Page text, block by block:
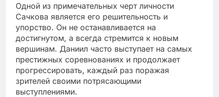
Одной из примечательных черт личности
Сачкова является его решительность и
упорство. Он не останавливается на
достигнутом, а всегда стремится к новым
вершинам. Даниил часто выступает на самых
престижных соревнованиях и продолжает
прогрессировать, каждый раз поражая
зрителей своими потрясающими
выступлениями.